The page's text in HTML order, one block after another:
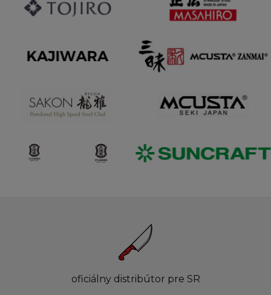
oficiálny distribútor pre SR